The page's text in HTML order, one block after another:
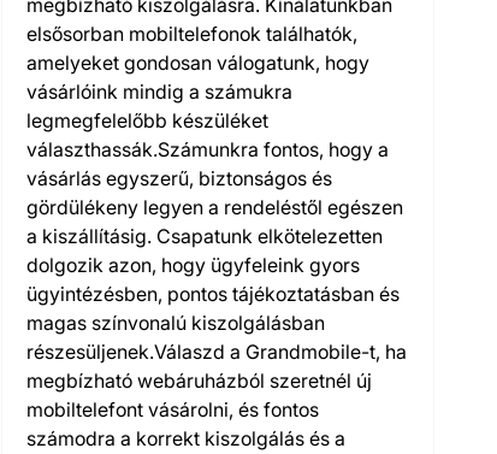
elsősorban mobiltelefonok találhatók,
amelyeket gondosan válogatunk, hogy
vásárlóink mindig a számukra
legmegfelelőbb készüléket
választhassák.Számunkra fontos, hogy a
vásárlás egyszerű, biztonságos és
gördülékeny legyen a rendeléstől egészen
a kiszállításig. Csapatunk elkötelezetten
dolgozik azon, hogy ügyfeleink gyors
ügyintézésben, pontos tájékoztatásban és
magas színvonalú kiszolgálásban
részesüljenek.Válaszd a Grandmobile-t, ha
megbízható webáruházból szeretnél új
mobiltelefont vásárolni, és fontos
számodra a korrekt kiszolgálás és a